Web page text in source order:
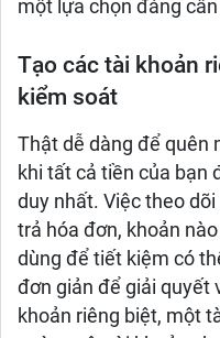
một lựa chọn đáng
Tạo các tài khoản
kiểm soát
Thật dễ dàng để quên
khi tất cả tiền của bạn
duy nhất. Việc theo
trả hóa đơn, khoản
dùng để tiết kiệm có
đơn giản để giải quyết
khoản riêng biệt, một